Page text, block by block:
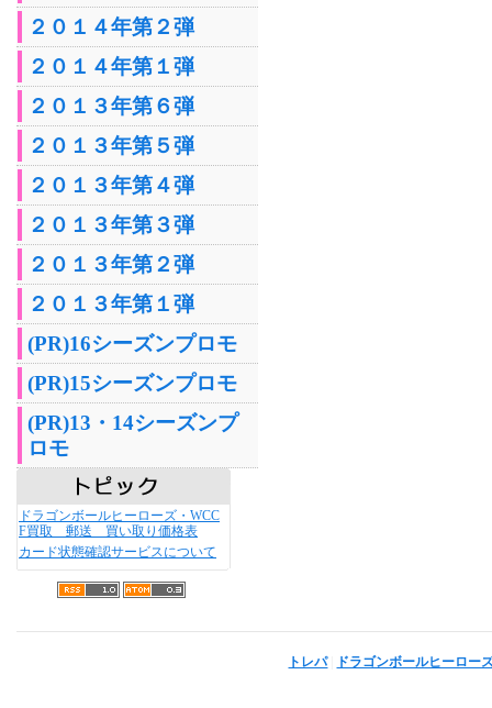
２０１４年第２弾
２０１４年第１弾
２０１３年第６弾
２０１３年第５弾
２０１３年第４弾
２０１３年第３弾
２０１３年第２弾
２０１３年第１弾
(PR)16シーズンプロモ
(PR)15シーズンプロモ
(PR)13・14シーズンプ
ロモ
ドラゴンボールヒーローズ・WCC
F買取 郵送 買い取り価格表
カード状態確認サービスについて
トレパ| ドラゴンボールヒーロー